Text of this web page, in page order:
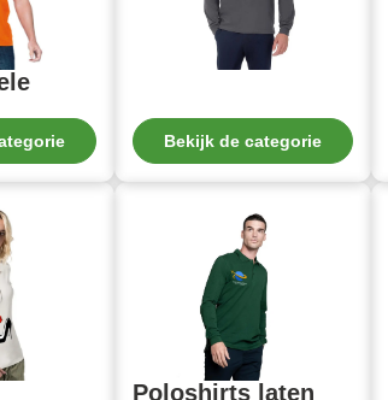
Bekijk de categorie
Poloshirts laten